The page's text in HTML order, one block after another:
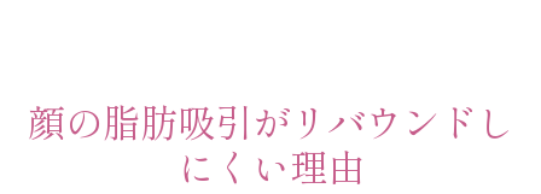
顔の脂肪吸引がリバウンドし
にくい理由